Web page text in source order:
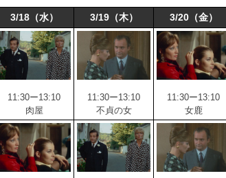
3/18（水） 3/19（木） 3/20（金）
11:30ー13:10
肉屋
11:30ー13:10
不貞の女
11:30ー13:10
女鹿